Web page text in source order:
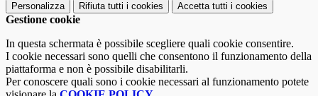
Personalizza Rifiuta tutti i cookies Accetta tutti i cookies
Gestione cookie
In questa schermata è possibile scegliere quali cookie consentire.
I cookie necessari sono quelli che consentono il funzionamento della
piattaforma e non è possibile disabilitarli.
Per conoscere quali sono i cookie necessari al funzionamento potete